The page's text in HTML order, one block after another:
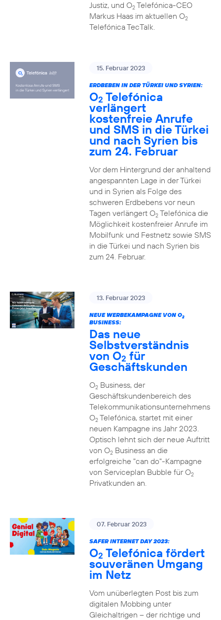
Justiz, und O2Telefónica-CEO
Markus Haas im aktuellen O2
Telefónica TecTalk.
15. Februar 2023
ERDBEBEN IN DER TÜRKEI UND SYRIEN:
O2 Telefónica
verlängert
kostenfreie Anrufe
und SMS in die Türkei
und nach Syrien bis
zum 24. Februar
Vor dem Hintergrund der anhaltend
angespannten Lage in der Türkei
und in Syrien als Folge des
schweren Erdbebens vor neun
Tagen verlängert O2Telefónica die
Möglichkeit kostenfreier Anrufe im
Mobilfunk und Festnetz sowie SMS
in die Türkei und nach Syrien bis
zum 24. Februar.
13. Februar 2023
NEUE WERBEKAMPAGNE VON O2
BUSINESS:
Das neue
Selbstverständnis
von O2 für
Geschäftskunden
O2Business, der
Geschäftskundenbereich des
Telekommunikationsunternehmens
O2Telefónica, startet mit einer
neuen Kampagne ins Jahr 2023.
Optisch lehnt sich der neue Auftritt
von O2Business an die
erfolgreiche "can do"-Kampagne
von Serviceplan Bubble für O2
Privatkunden an.
07. Februar 2023
SAFER INTERNET DAY 2023:
O2 Telefónica fördert
souveränen Umgang
im Netz
Vom unüberlegten Post bis zum
digitalen Mobbing unter
Gleichaltrigen – der richtige und